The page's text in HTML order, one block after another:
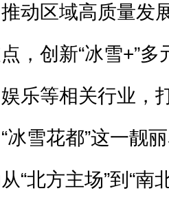
动区域高质量发
，创新“冰雪+”
乐等相关行业，
冰雪花都”这一靓
“北方主场”到“南